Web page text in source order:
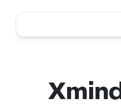
Xmind